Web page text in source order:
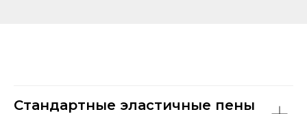
Стандартные эластичные пены